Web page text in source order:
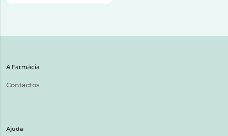
A Farmácia
Contactos
Ajuda